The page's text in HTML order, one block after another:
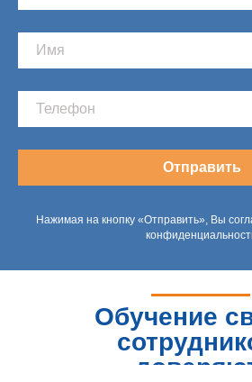
Отправить
Нажимая на кнопку «Отправить», Вы
Обучение